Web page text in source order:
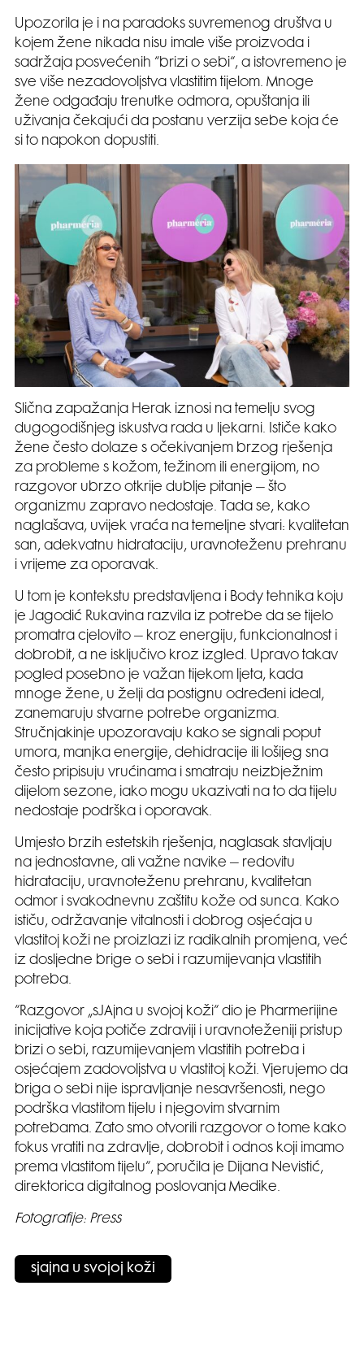
Upozorila je i na paradoks suvremenog društva u
kojem žene nikada nisu imale više proizvoda i
sadržaja posvećenih “brizi o sebi“, a istovremeno je
sve više nezadovoljstva vlastitim tijelom. Mnoge
žene odgađaju trenutke odmora, opuštanja ili
uživanja čekajući da postanu verzija sebe koja će
si to napokon dopustiti.
Slična zapažanja Herak iznosi na temelju svog
dugogodišnjeg iskustva rada u ljekarni. Ističe kako
žene često dolaze s očekivanjem brzog rješenja
za probleme s kožom, težinom ili energijom, no
razgovor ubrzo otkrije dublje pitanje – što
organizmu zapravo nedostaje. Tada se, kako
naglašava, uvijek vraća na temeljne stvari: kvalitetan
san, adekvatnu hidrataciju, uravnoteženu prehranu
i vrijeme za oporavak.
U tom je kontekstu predstavljena i Body tehnika koju
je Jagodić Rukavina razvila iz potrebe da se tijelo
promatra cjelovito – kroz energiju, funkcionalnost i
dobrobit, a ne isključivo kroz izgled. Upravo takav
pogled posebno je važan tijekom ljeta, kada
mnoge žene, u želji da postignu određeni ideal,
zanemaruju stvarne potrebe organizma.
Stručnjakinje upozoravaju kako se signali poput
umora, manjka energije, dehidracije ili lošijeg sna
često pripisuju vrućinama i smatraju neizbježnim
dijelom sezone, iako mogu ukazivati na to da tijelu
nedostaje podrška i oporavak.
Umjesto brzih estetskih rješenja, naglasak stavljaju
na jednostavne, ali važne navike – redovitu
hidrataciju, uravnoteženu prehranu, kvalitetan
odmor i svakodnevnu zaštitu kože od sunca. Kako
ističu, održavanje vitalnosti i dobrog osjećaja u
vlastitoj koži ne proizlazi iz radikalnih promjena, već
iz dosljedne brige o sebi i razumijevanja vlastitih
potreba.
“Razgovor „sJAjna u svojoj koži“ dio je Pharmerijine
inicijative koja potiče zdraviji i uravnoteženiji pristup
brizi o sebi, razumijevanjem vlastitih potreba i
osjećajem zadovoljstva u vlastitoj koži. Vjerujemo da
briga o sebi nije ispravljanje nesavršenosti, nego
podrška vlastitom tijelu i njegovim stvarnim
potrebama. Zato smo otvorili razgovor o tome kako
fokus vratiti na zdravlje, dobrobit i odnos koji imamo
prema vlastitom tijelu“, poručila je Dijana Nevistić,
direktorica digitalnog poslovanja Medike.
Fotografije: Press
sjajna u svojoj koži